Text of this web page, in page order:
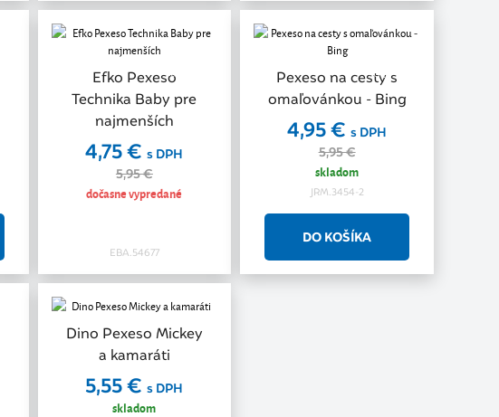
Efko Pexeso
Technika Baby pre
najmenších
Akcia
4,75 €s DPH
5,95 €
dočasne vypredané
EBA.54677
Pexeso na cesty s
omaľovánkou - Bing
Akcia
4,95 €s DPH
5,95 €
skladom
JRM.3454-2
Dino Pexeso Mickey
a kamaráti
5,55 €s DPH
skladom